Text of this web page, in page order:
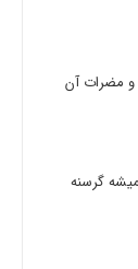
مضرات آن
گرسنه